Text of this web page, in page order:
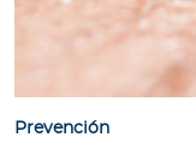
Prevención